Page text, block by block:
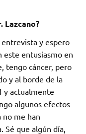
Lazcano?
y espero
este entusiasmo en
tengo cáncer, pero
y al borde de la
y actualmente
algunos efectos
no me han
que algún día,